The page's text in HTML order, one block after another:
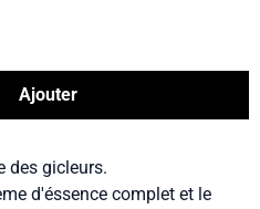
Ajouter
des gicleurs.
d'éssence complet et le